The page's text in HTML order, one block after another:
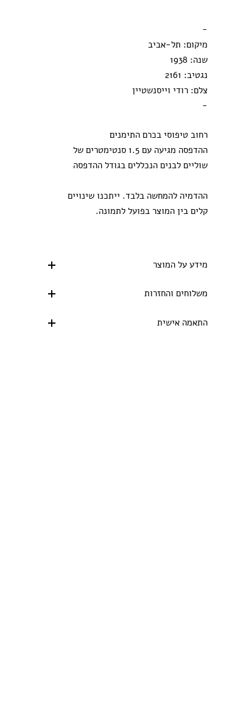
-
מיקום: תל-אביב
שנה: 1938
נגטיב: 2161
צלם: רודי וייסנשטיין
-
רחוב טיפוסי בכרם התימנים
ההדפסה מגיעה עם 1.5 סנטימטרים של
שוליים לבנים הנכללים בגודל ההדפסה
ההדמיה להמחשה בלבד. ייתכנו שינויים
קלים בין המוצר בפועל לתמונה.
מידע על המוצר
משלוחים והחזרות
התאמה אישית